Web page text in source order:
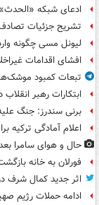
ادعای شبکه «الحدث»
تشریح جزئیات تصادف ۱۲ خودرو با ۱۹
لیونل مسی چگونه
افشای اقدامات
تبعات کمبود
ابتکارات رهبر انقلاب
برنی سندرز: جنگ
اعلام آمادگی ترکیه
حال و هوای سامرا بعد
فورلان به خانه
اثر جدید کمال شرف
ادامه حملات رژیم